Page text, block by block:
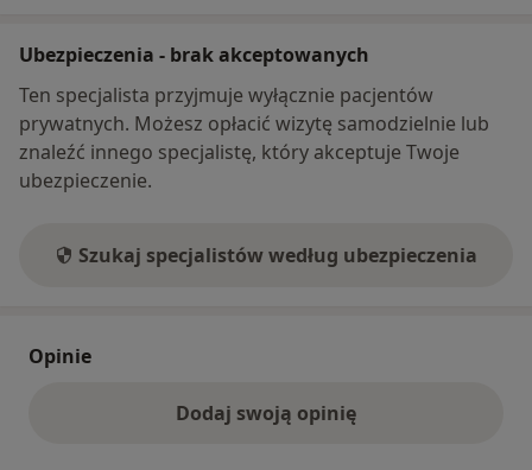
Ubezpieczenia - brak akceptowanych
Ten specjalista przyjmuje wyłącznie pacjentów
prywatnych. Możesz opłacić wizytę samodzielnie lub
znaleźć innego specjalistę, który akceptuje Twoje
ubezpieczenie.
Szukaj specjalistów według ubezpieczenia
Opinie
Dodaj swoją opinię